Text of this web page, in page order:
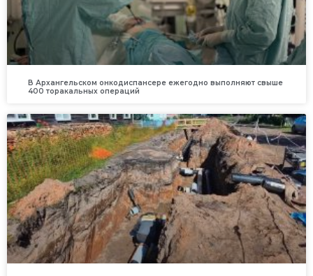
В Архангельском онкодиспансере ежегодно выполняют свыше
400 торакальных операций